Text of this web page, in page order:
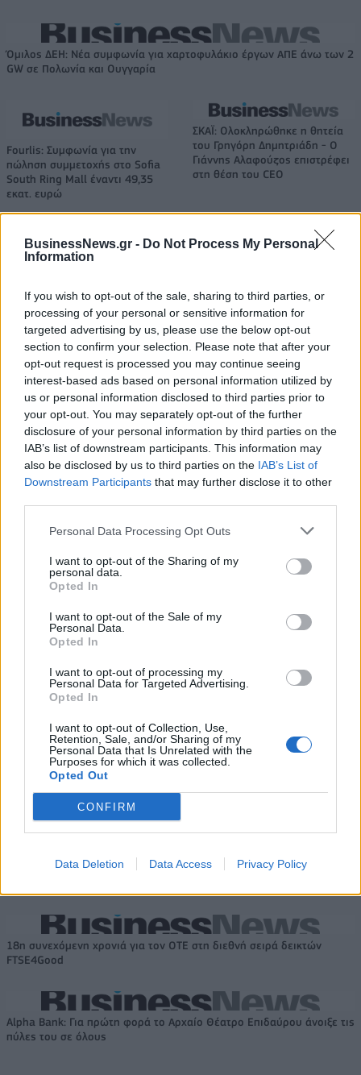
BusinessNews.gr - Do Not Process My Personal
Information
If you wish to opt-out of the sale, sharing to third parties, or
processing of your personal or sensitive information for
targeted advertising by us, please use the below opt-out
section to confirm your selection. Please note that after your
opt-out request is processed you may continue seeing
interest-based ads based on personal information utilized by
us or personal information disclosed to third parties prior to
your opt-out. You may separately opt-out of the further
disclosure of your personal information by third parties on the
IAB’s list of downstream participants. This information may
also be disclosed by us to third parties on the IAB’s List of
Downstream Participants that may further disclose it to other
Personal Data Processing Opt Outs
I want to opt-out of the Sharing of my
personal data.
Opted In
I want to opt-out of the Sale of my
Personal Data.
Opted In
I want to opt-out of processing my
Personal Data for Targeted Advertising.
Opted In
I want to opt-out of Collection, Use,
Retention, Sale, and/or Sharing of my
Personal Data that Is Unrelated with the
Purposes for which it was collected.
Opted Out
CONFIRM
Data Deletion Data Access Privacy Policy
Όμιλος ΔΕΗ: Νέα συμφωνία για χαρτοφυλάκιο έργων ΑΠΕ άνω των 2
GW σε Πολωνία και Ουγγαρία
Fourlis: Συμφωνία για την
πώληση συμμετοχής στο Sofia
South Ring Mall έναντι 49,35
εκατ. ευρώ
ΣΚΑΪ: Ολοκληρώθηκε η θητεία
του Γρηγόρη Δημητριάδη - Ο
Γιάννης Αλαφούζος επιστρέφει
στη θέση του CEO
Media: Με ενίσχυση 8 εκατ. ευρώ σε 451 επιχειρήσεις ξεκίνησε το
Η Toyota φέρνει νέα γενιά
μπαταριών για τα υβριδικά της
Σε κινεζική… πολιορκία η
ευρωπαϊκή
αυτοκινητοβιομηχανία
Νέο Audi A2 e-tron με στόχο την κορυφή της αποδοτικότητας
Πέθανε ο Ντον Νέλσον – Έφυγε
Οι Νιου Γιορκ Λίμπερτι
Χρηματιστήριο Αθηνών: Εβδομαδιαία άνοδος 1,76%, κέρδη 23,31%
από τις αρχές του έτους
Ελληνική Αναπτυξιακή Τράπεζα:
Με «προίκα» 2 δισ. ευρώ
ανοίγει δρόμο για δάνεια έως 5
Υπ. Μεταφορών: Οριστική λύση
στο ζήτημα των πινακίδων
Η Chery επενδύει 75 εκατ. δολάρια στην KG Mobility
συνεχίζουν μαζί: Ανανέωση της
συνεργασίας τους μέχρι το
18η συνεχόμενη χρονιά για τον ΟΤΕ στη διεθνή σειρά δεικτών
FTSE4Good
Alpha Bank: Για πρώτη φορά το Αρχαίο Θέατρο Επιδαύρου άνοιξε τις
πύλες του σε όλους